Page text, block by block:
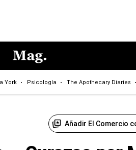
York Psicología The Apothecary Diaries
Añadir El Comercio